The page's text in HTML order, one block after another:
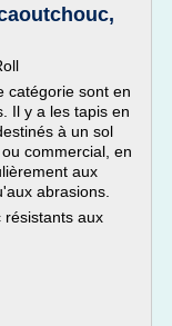
catégorie sont en
Il y a les tapis en
à un sol
commercial, en
aux
abrasions.
résistants aux